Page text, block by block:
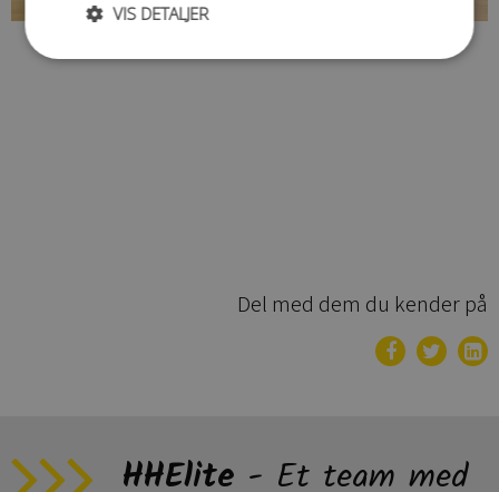
Del med dem du kender på
HHElite - Et team med
VIS DETALJER